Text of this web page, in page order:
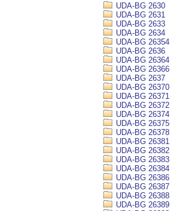
UDA-BG 2630
UDA-BG 2631
UDA-BG 2633
UDA-BG 2634
UDA-BG 26354
UDA-BG 2636
UDA-BG 26364
UDA-BG 26366
UDA-BG 2637
UDA-BG 26370
UDA-BG 26371
UDA-BG 26372
UDA-BG 26374
UDA-BG 26375
UDA-BG 26378
UDA-BG 26381
UDA-BG 26382
UDA-BG 26383
UDA-BG 26384
UDA-BG 26386
UDA-BG 26387
UDA-BG 26388
UDA-BG 26389